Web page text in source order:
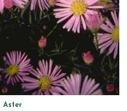
Aster